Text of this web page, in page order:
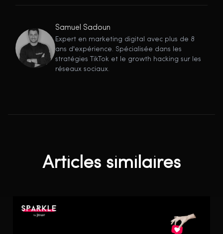
Samuel Sadoun
Expert en marketing digital avec plus de 8
ans d'expérience. Spécialisée dans les
stratégies TikTok et le growth hacking sur les
réseaux sociaux.
Articles similaires